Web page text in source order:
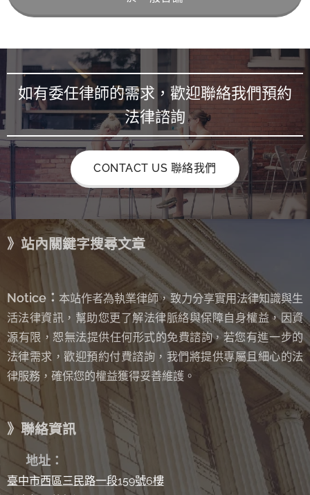
如有委任律師的需求，歡迎聯絡我們預約
法律諮詢
CONTACT US 聯絡我們
》站內關鍵字搜尋文章
Notice： 本站作者為執業律師，致力分享實用法律知識與生
活法律資訊，幫助您更了解法律脈絡與保障自身權益，因資
源有限，恕無法提供任何形式的免費諮詢， 若您有進一步的
法律需求，歡迎預約付費諮詢，我們將提供專屬且細心的法
律服務，確保您的權益獲得妥善維護。
》聯絡資訊
地址：
臺中市西區三民路一段159號6樓